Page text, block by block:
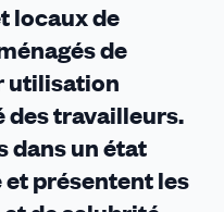
locaux de
de
utilisation
des travailleurs.
dans un état
présentent les